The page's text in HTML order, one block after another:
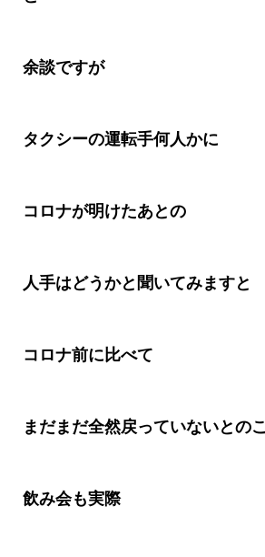
余談ですが
タクシーの運転手何人かに
コロナが明けたあとの
人手はどうかと聞いてみますと
コロナ前に比べて
まだまだ全然戻っていないとの
飲み会も実際